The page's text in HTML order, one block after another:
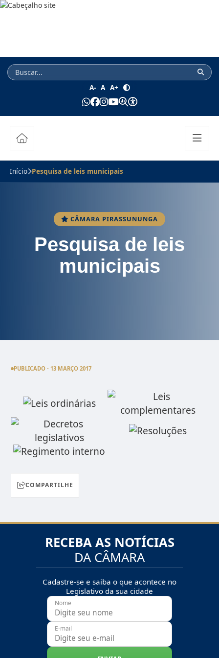
A- A A+
Início Pesquisa de leis municipais
CÂMARA PIRASSUNUNGA
Pesquisa de leis
municipais
PUBLICADO - 13 MARÇO 2017
COMPARTILHE
RECEBA AS NOTÍCIAS
DA CÂMARA
Cadastre-se e saiba o que acontece no
Legislativo da sua cidade
Nome
E-mail